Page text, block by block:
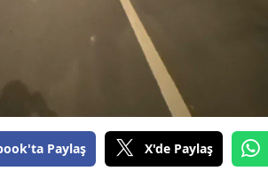
Paylaş X'de Paylaş